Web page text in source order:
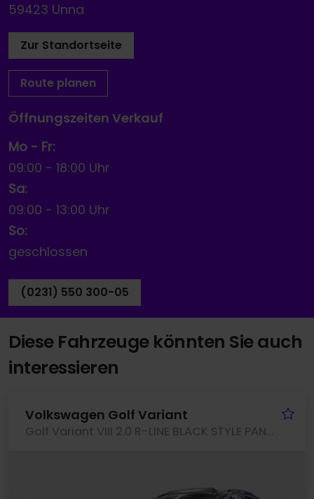
59423 Unna
Zur Standortseite
Route planen
Öffnungszeiten Verkauf
Mo - Fr:
09:00 - 18:00 Uhr
Sa:
09:00 - 13:00 Uhr
So:
geschlossen
(0231) 550 300-05
Diese Fahrzeuge könnten Sie auch
interessieren
Volkswagen Golf Variant
Golf Variant VIII 2.0 R-LINE BLACK STYLE PANO CAM ACC LM18